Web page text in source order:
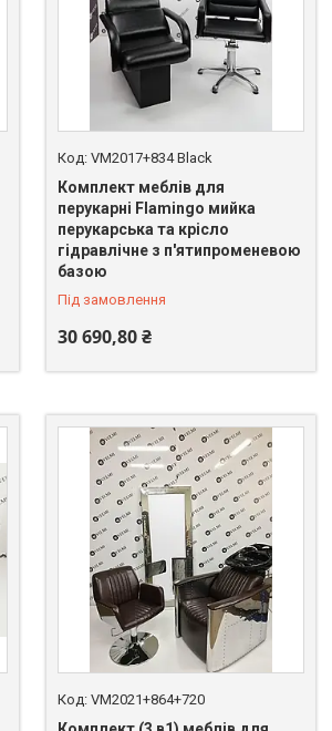
VM2017+834 Black
Комплект меблів для
перукарні Flamingo мийка
перукарська та крісло
гідравлічне з п'ятипроменевою
базою
Під замовлення
30 690,80 ₴
VM2021+864+720